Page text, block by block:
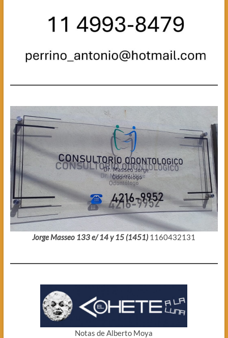
Jorge Masseo 133 e/ 14 y 15 (1451) 1160432131
Notas de Alberto Moya